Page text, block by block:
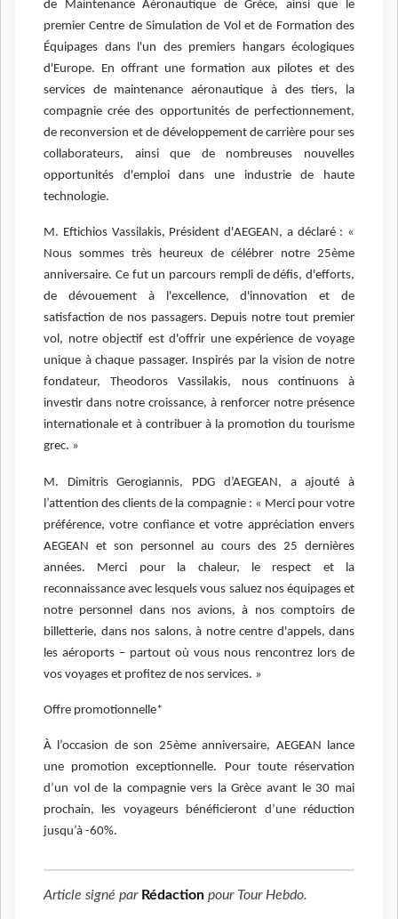
de Maintenance Aéronautique de Grèce, ainsi que le
premier Centre de Simulation de Vol et de Formation des
Équipages dans l'un des premiers hangars écologiques
d'Europe. En offrant une formation aux pilotes et des
services de maintenance aéronautique à des tiers, la
compagnie crée des opportunités de perfectionnement,
de reconversion et de développement de carrière pour ses
collaborateurs, ainsi que de nombreuses nouvelles
opportunités d'emploi dans une industrie de haute
technologie.
M. Eftichios Vassilakis, Président d'AEGEAN, a déclaré : «
Nous sommes très heureux de célébrer notre 25ème
anniversaire. Ce fut un parcours rempli de défis, d'efforts,
de dévouement à l'excellence, d'innovation et de
satisfaction de nos passagers. Depuis notre tout premier
vol, notre objectif est d'offrir une expérience de voyage
unique à chaque passager. Inspirés par la vision de notre
fondateur, Theodoros Vassilakis, nous continuons à
investir dans notre croissance, à renforcer notre présence
internationale et à contribuer à la promotion du tourisme
grec. »
M. Dimitris Gerogiannis, PDG d’AEGEAN, a ajouté à
l’attention des clients de la compagnie : « Merci pour votre
préférence, votre confiance et votre appréciation envers
AEGEAN et son personnel au cours des 25 dernières
années. Merci pour la chaleur, le respect et la
reconnaissance avec lesquels vous saluez nos équipages et
notre personnel dans nos avions, à nos comptoirs de
billetterie, dans nos salons, à notre centre d'appels, dans
les aéroports – partout où vous nous rencontrez lors de
vos voyages et profitez de nos services. »
Offre promotionnelle*
À l’occasion de son 25ème anniversaire, AEGEAN lance
une promotion exceptionnelle. Pour toute réservation
d’un vol de la compagnie vers la Grèce avant le 30 mai
prochain, les voyageurs bénéficieront d’une réduction
jusqu’à -60%.
Article signé par Rédaction pour Tour Hebdo.